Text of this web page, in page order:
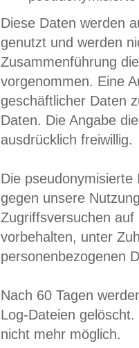
Diese Daten werden
genutzt und werden
Zusammenführung
vorgenommen. Eine
geschäftlicher Daten
Daten. Die Angabe
ausdrücklich freiwillig.
Die
gegen unsere
Zugriffsversuchen
vorbehalten, unter
personenbezogenen
Nach 60 Tagen
Log-Dateien
nicht mehr möglich.